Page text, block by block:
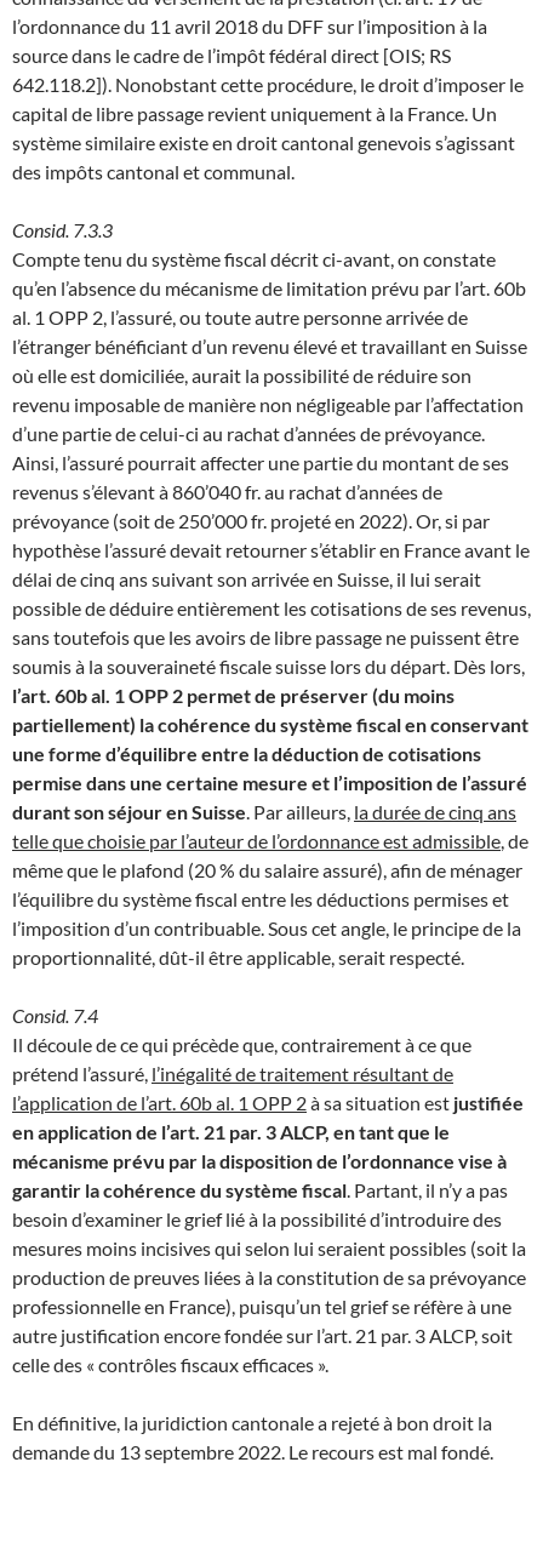
l’ordonnance du 11 avril 2018 du DFF sur l’imposition à la
source dans le cadre de l’impôt fédéral direct [OIS; RS
642.118.2]). Nonobstant cette procédure, le droit d’imposer le
capital de libre passage revient uniquement à la France. Un
système similaire existe en droit cantonal genevois s’agissant
des impôts cantonal et communal.
Consid. 7.3.3
Compte tenu du système fiscal décrit ci-avant, on constate
qu’en l’absence du mécanisme de limitation prévu par l’art. 60b
al. 1 OPP 2, l’assuré, ou toute autre personne arrivée de
l’étranger bénéficiant d’un revenu élevé et travaillant en Suisse
où elle est domiciliée, aurait la possibilité de réduire son
revenu imposable de manière non négligeable par l’affectation
d’une partie de celui-ci au rachat d’années de prévoyance.
Ainsi, l’assuré pourrait affecter une partie du montant de ses
revenus s’élevant à 860’040 fr. au rachat d’années de
prévoyance (soit de 250’000 fr. projeté en 2022). Or, si par
hypothèse l’assuré devait retourner s’établir en France avant le
délai de cinq ans suivant son arrivée en Suisse, il lui serait
possible de déduire entièrement les cotisations de ses revenus,
sans toutefois que les avoirs de libre passage ne puissent être
soumis à la souveraineté fiscale suisse lors du départ. Dès lors,
l’art. 60b al. 1 OPP 2 permet de préserver (du moins
partiellement) la cohérence du système fiscal en conservant
une forme d’équilibre entre la déduction de cotisations
permise dans une certaine mesure et l’imposition de l’assuré
durant son séjour en Suisse . Par ailleurs, la durée de cinq ans
telle que choisie par l’auteur de l’ordonnance est admissible , de
même que le plafond (20 % du salaire assuré), afin de ménager
l’équilibre du système fiscal entre les déductions permises et
l’imposition d’un contribuable. Sous cet angle, le principe de la
proportionnalité, dût-il être applicable, serait respecté.
Consid. 7.4
Il découle de ce qui précède que, contrairement à ce que
prétend l’assuré, l’inégalité de traitement résultant de
l’application de l’art. 60b al. 1 OPP 2à sa situation est justifiée
en application de l’art. 21 par. 3 ALCP, en tant que le
mécanisme prévu par la disposition de l’ordonnance vise à
garantir la cohérence du système fiscal . Partant, il n’y a pas
besoin d’examiner le grief lié à la possibilité d’introduire des
mesures moins incisives qui selon lui seraient possibles (soit la
production de preuves liées à la constitution de sa prévoyance
professionnelle en France), puisqu’un tel grief se réfère à une
autre justification encore fondée sur l’art. 21 par. 3 ALCP, soit
celle des « contrôles fiscaux efficaces ».
En définitive, la juridiction cantonale a rejeté à bon droit la
demande du 13 septembre 2022. Le recours est mal fondé.